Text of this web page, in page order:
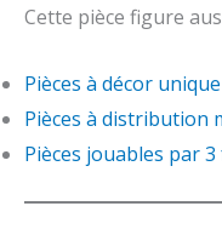
Cette pièce figure
Pièces à décor unique
Pièces à distribution
Pièces jouables par